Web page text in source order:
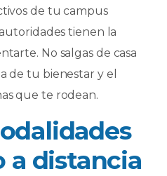
de tu campus
tienen la
No salgas de casa
de tu bienestar y el
que te rodean.
a distancia